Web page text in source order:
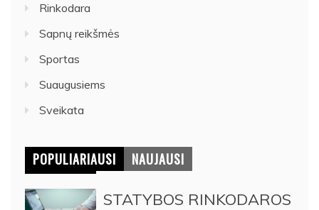
Rinkodara
Sapnų reikšmės
Sportas
Suaugusiems
Sveikata
POPULIARIAUSI NAUJAUSI
STATYBOS RINKODAROS